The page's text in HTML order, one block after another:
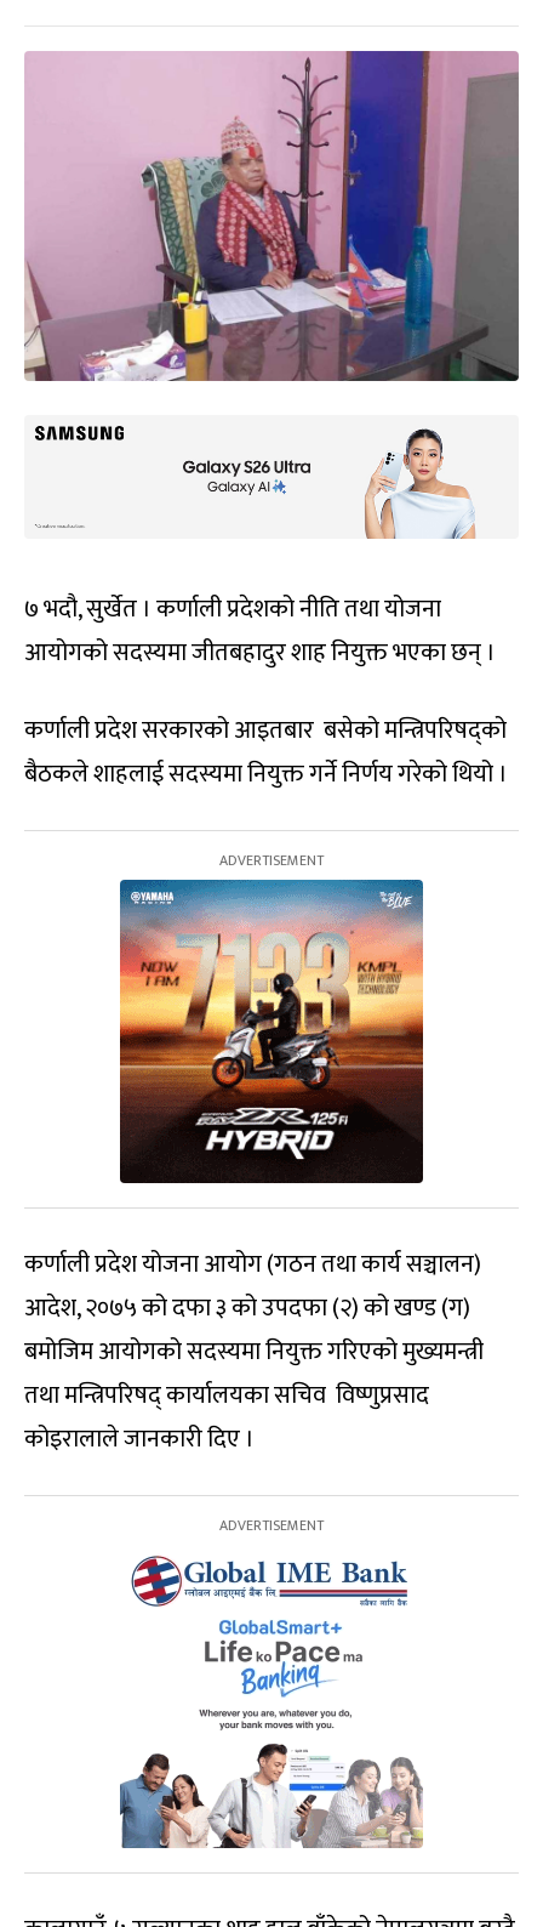
७ भदौ, सुर्खेत । कर्णाली प्रदेशको नीति तथा योजना
आयोगको सदस्यमा जीतबहादुर शाह नियुक्त भएका छन् ।
कर्णाली प्रदेश सरकारको आइतबार बसेको मन्त्रिपरिषद्को
बैठकले शाहलाई सदस्यमा नियुक्त गर्ने निर्णय गरेको थियो ।
कर्णाली प्रदेश योजना आयोग (गठन तथा कार्य सञ्चालन)
आदेश, २०७५ को दफा ३ को उपदफा (२) को खण्ड (ग)
बमोजिम आयोगको सदस्यमा नियुक्त गरिएको मुख्यमन्त्री
तथा मन्त्रिपरिषद् कार्यालयका सचिव विष्णुप्रसाद
कोइरालाले जानकारी दिए ।